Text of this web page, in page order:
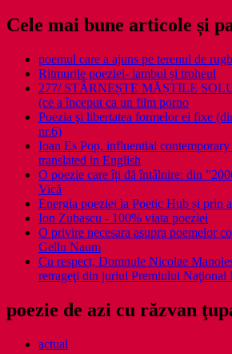
Cele mai bune articole și
poemul care a ajuns pe terenul de
Ritmurile poeziei- iambul și troheul
277/ STÂRNEȘTE MĂȘTILE
(ce a început ca un film porno
Poezia şi libertatea formelor ei fixe
nr.6)
Ioan Es Pop, influential
translated in English
O poezie care îți dă întâlnire: din
Vică
Energia poeziei la Poetic Hub și prin
Ion Zubascu - 100% viata poeziei
O privire necesara asupra poemelor
Gellu Naum
Cu respect, Domnule Nicolae
retrageţi din juriul Premiului Naţional
poezie de azi cu răzvan
actual